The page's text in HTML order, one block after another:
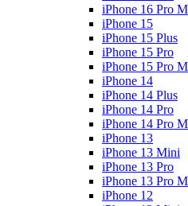
iPhone 16 Pro
iPhone 15
iPhone 15 Plus
iPhone 15 Pro
iPhone 15 Pro
iPhone 14
iPhone 14 Plus
iPhone 14 Pro
iPhone 14 Pro
iPhone 13
iPhone 13 Mini
iPhone 13 Pro
iPhone 13 Pro
iPhone 12